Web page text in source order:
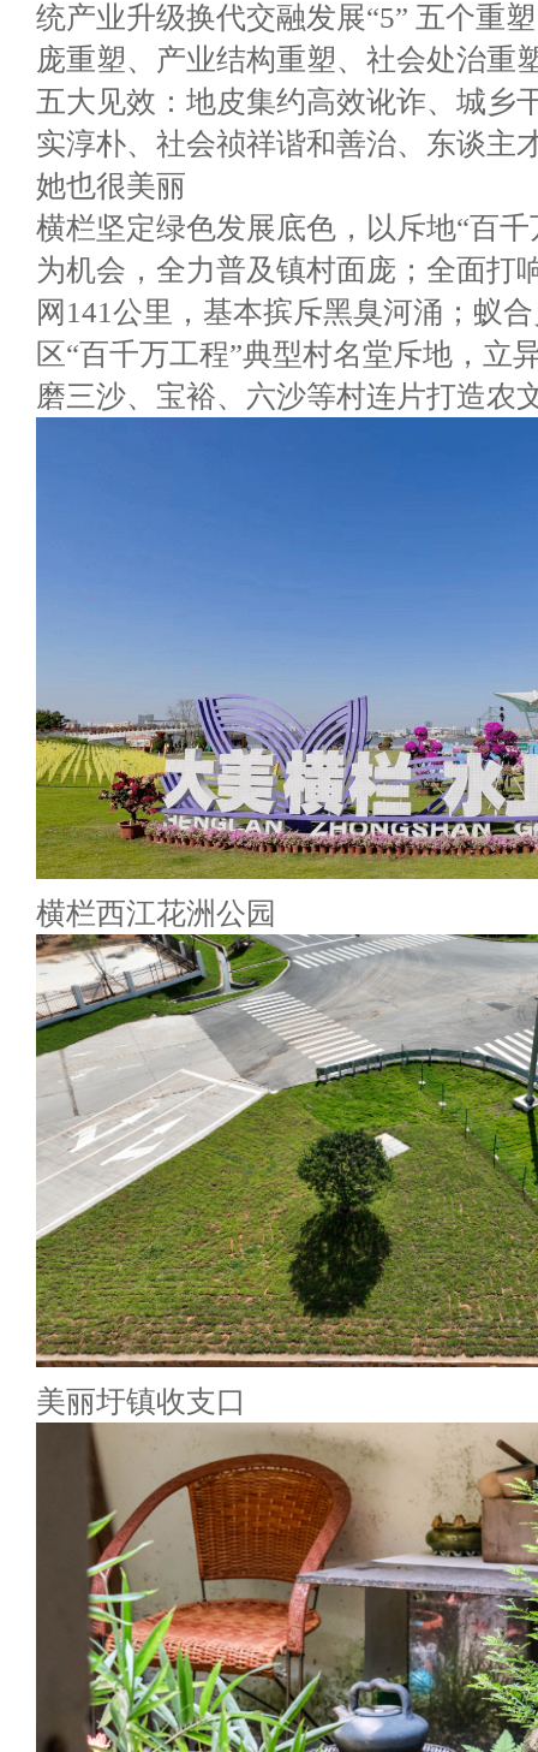
统产业升级换代交融发展“5” 五个重
庞重塑、产业结构重塑、社会处治重
五大见效：地皮集约高效讹诈、城乡
实淳朴、社会祯祥谐和善治、东谈主
她也很美丽
横栏坚定绿色发展底色，以斥地“百
为机会，全力普及镇村面庞；全面打
网141公里，基本摈斥黑臭河涌；蚁
区“百千万工程”典型村名堂斥地，立
磨三沙、宝裕、六沙等村连片打造农
横栏西江花洲公园
美丽圩镇收支口